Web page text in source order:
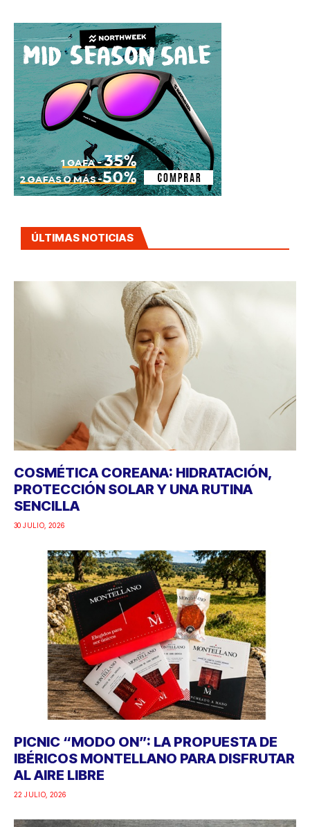
ÚLTIMAS NOTICIAS
COSMÉTICA COREANA: HIDRATACIÓN,
PROTECCIÓN SOLAR Y UNA RUTINA
SENCILLA
30 JULIO, 2026
PICNIC “MODO ON”: LA PROPUESTA DE
IBÉRICOS MONTELLANO PARA DISFRUTAR
AL AIRE LIBRE
22 JULIO, 2026